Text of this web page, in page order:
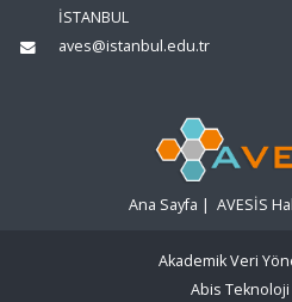
İSTANBUL
aves@istanbul.edu.tr
Ana Sayfa | AVESİS
Akademik Veri
Abis Teknoloji